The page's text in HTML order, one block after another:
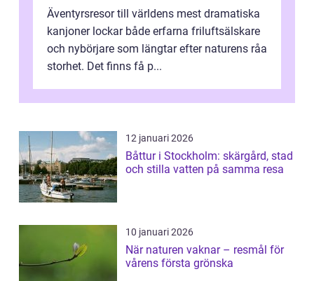
Äventyrsresor till världens mest dramatiska
kanjoner lockar både erfarna friluftsälskare
och nybörjare som längtar efter naturens råa
storhet. Det finns få p...
12 januari 2026
Båttur i Stockholm: skärgård, stad
och stilla vatten på samma resa
10 januari 2026
När naturen vaknar – resmål för
vårens första grönska